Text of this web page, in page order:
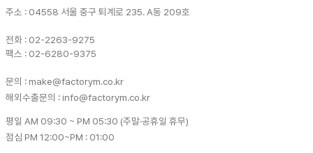
주소 : 04558 서울 중구 퇴계로 235. A동 209호
전화 : 02-2263-9275
팩스 : 02-6280-9375
문의 : make@factorym.co.kr
해외수출문의 : info@factorym.co.kr
평일 AM 09:30 ~ PM 05:30 (주말·공휴일 휴무)
점심 PM 12:00~PM : 01:00